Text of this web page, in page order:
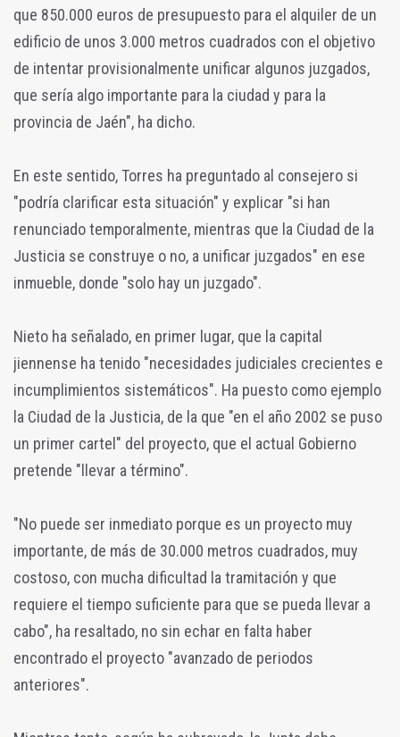
que 850.000 euros de presupuesto para el alquiler de un
edificio de unos 3.000 metros cuadrados con el objetivo
de intentar provisionalmente unificar algunos juzgados,
que sería algo importante para la ciudad y para la
provincia de Jaén", ha dicho.
En este sentido, Torres ha preguntado al consejero si
"podría clarificar esta situación" y explicar "si han
renunciado temporalmente, mientras que la Ciudad de la
Justicia se construye o no, a unificar juzgados" en ese
inmueble, donde "solo hay un juzgado".
Nieto ha señalado, en primer lugar, que la capital
jiennense ha tenido "necesidades judiciales crecientes e
incumplimientos sistemáticos". Ha puesto como ejemplo
la Ciudad de la Justicia, de la que "en el año 2002 se puso
un primer cartel" del proyecto, que el actual Gobierno
pretende "llevar a término".
"No puede ser inmediato porque es un proyecto muy
importante, de más de 30.000 metros cuadrados, muy
costoso, con mucha dificultad la tramitación y que
requiere el tiempo suficiente para que se pueda llevar a
cabo", ha resaltado, no sin echar en falta haber
encontrado el proyecto "avanzado de periodos
anteriores".